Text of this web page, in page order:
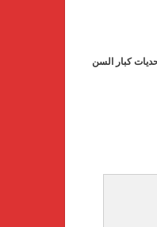
كبار السن